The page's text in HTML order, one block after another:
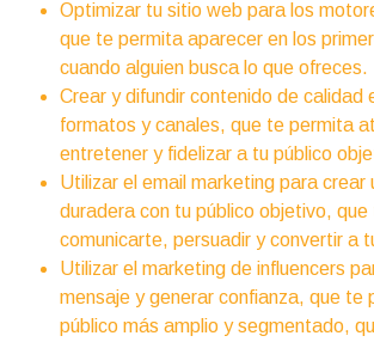
Optimizar tu sitio web para los
que te permita aparecer en los
cuando alguien busca lo que ofreces.
Crear y difundir contenido de calidad
formatos y canales, que te permita
entretener y fidelizar a tu público
Utilizar el email marketing para crear
duradera con tu público objetivo,
comunicarte, persuadir y convertir a
Utilizar el marketing de influencers
mensaje y generar confianza, que te
público más amplio y segmentado,